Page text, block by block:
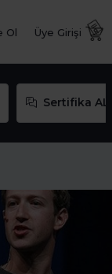
Ol Üye Girişi
Sertifika AL